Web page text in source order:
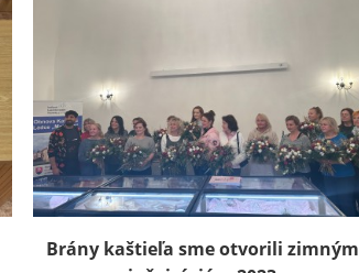
Brány kaštieľa sme otvorili zimným